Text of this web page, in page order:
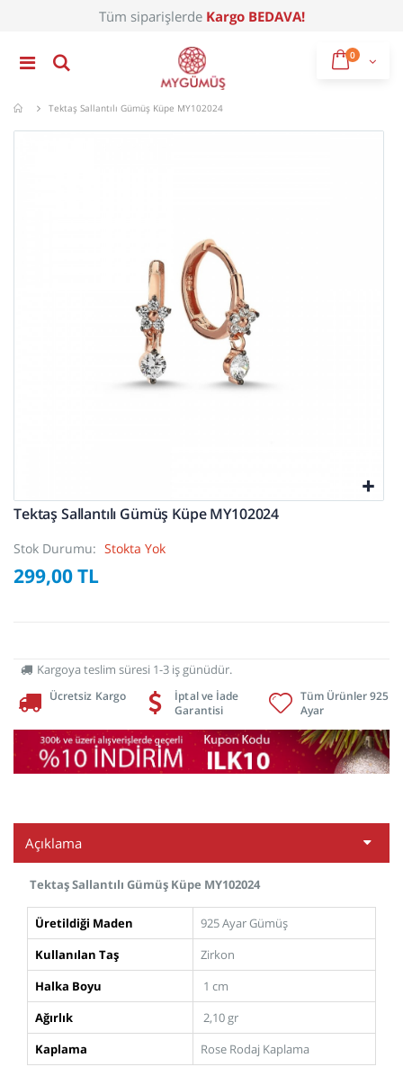
Tüm siparişlerde Kargo BEDAVA!
0
Mygümüş
Tektaş Sallantılı Gümüş Küpe MY102024
Tektaş Sallantılı Gümüş Küpe MY102024
Stok Durumu: Stokta Yok
299,00 TL
Kargoya teslim süresi 1-3 iş günüdür.
Ücretsiz Kargo
İptal ve İade
Garantisi
Tüm Ürünler 925
Ayar
Açıklama
Tektaş Sallantılı Gümüş Küpe MY102024
Üretildiği Maden
925 Ayar Gümüş
Kullanılan Taş
Zirkon
Halka Boyu
1 cm
Ağırlık
2,10 gr
Kaplama
Rose Rodaj Kaplama